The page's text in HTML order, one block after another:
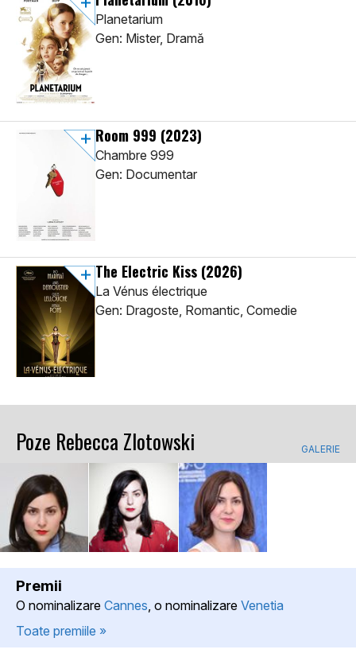
Planetarium
Gen: Mister, Dramă
Room 999 (2023)
Chambre 999
Gen: Documentar
The Electric Kiss (2026)
La Vénus électrique
Gen: Dragoste, Romantic, Comedie
Poze Rebecca Zlotowski GALERIE
Premii
O nominalizare Cannes , o nominalizare Venetia
Toate premiile »